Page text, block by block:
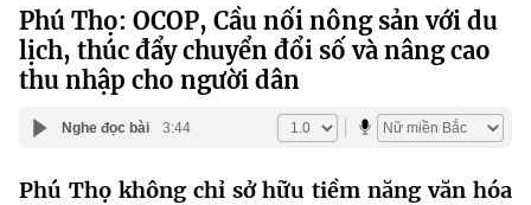
Trang chủ
Giới thiệu
Chức năng nhiệm vụ
Cơ cấu tổ chức
Tin tức sự kiện
Khoa học và Công nghệ
Dịch vụ công
Phú Thọ: OCOP, Cầu nối nông sản với du
lịch, thúc đẩy chuyển đổi số và nâng cao
thu nhập cho người dân
Nghe đọc bài 3:44
Phú Thọ không chỉ sở hữu tiềm năng văn hóa